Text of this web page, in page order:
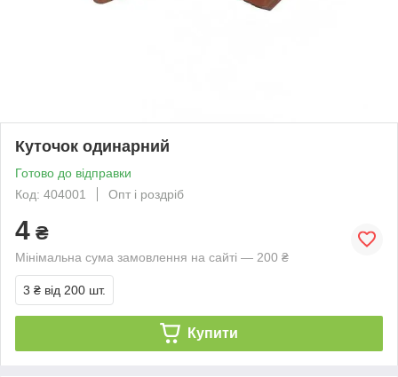
Куточок одинарний
Готово до відправки
Код: 404001
Опт і роздріб
4 ₴
Мінімальна сума замовлення на сайті — 200 ₴
3 ₴ від 200 шт.
Купити